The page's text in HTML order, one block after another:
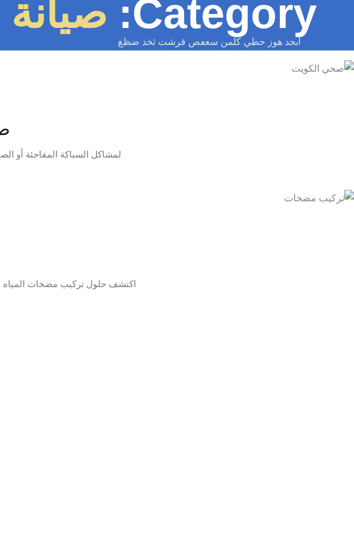
Category: صيانة
أبجد هوز حطي كلمن سعفص قرشت ثخذ ضظغ
لمشاكل السباكة المفاجئة أو
اكتشف حلول تركيب مضخات المياه